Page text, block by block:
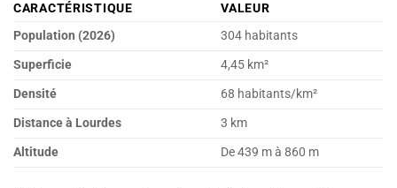
CARACTÉRISTIQUE
VALEUR
Population (2026)
304 habitants
Superficie
4,45 km²
Densité
68 habitants/km²
Distance à Lourdes
3 km
Altitude
De 439 m à 860 m